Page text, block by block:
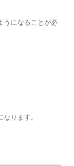
うになることが必
ります。